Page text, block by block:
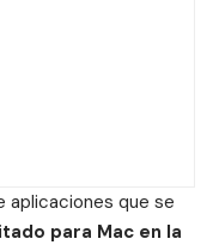
aplicaciones que se
para Mac en la